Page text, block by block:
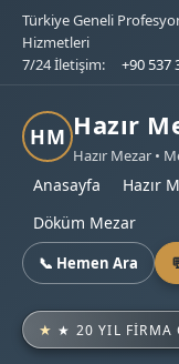
Türkiye Geneli
Hizmetleri
7/24 İletişim:
+90 537
HM Hazır
Hazır Mezar •
Anasayfa Hazır
Döküm Mezar
📞 Hemen Ara
★ 20 YIL FIRMA